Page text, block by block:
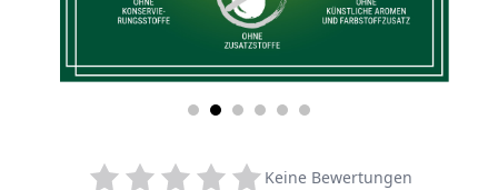
Keine Bewertungen